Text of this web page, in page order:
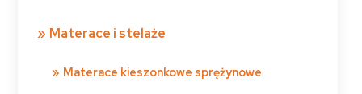
Materace i stelaże
Materace kieszonkowe sprężynowe